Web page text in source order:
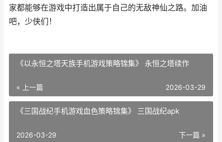
家都能够在游戏中打造出属于自己的无敌神仙之路。加油
吧，少侠们！
《以永恒之塔天族手机游戏策略锦集》 永恒之塔续作
« 上一篇 2026-03-29
《三国战纪手机游戏血色策略锦集》 三国战纪apk
下一篇 »
2026-03-29